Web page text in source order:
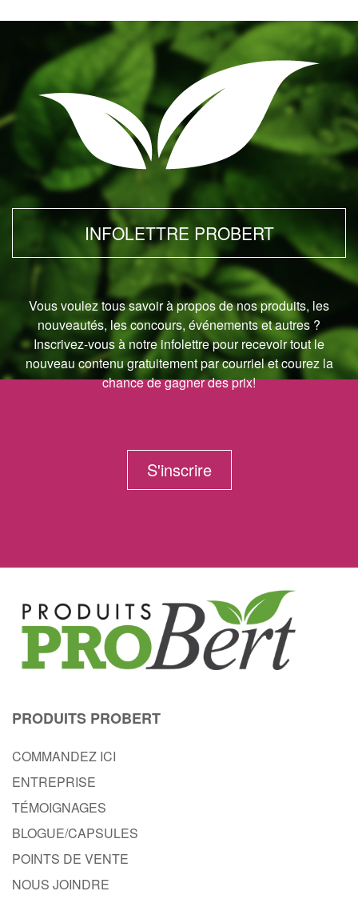
INFOLETTRE PROBERT
Vous voulez tous savoir à propos de nos produits, les
nouveautés, les concours, événements et autres ?
Inscrivez-vous à notre infolettre pour recevoir tout le
nouveau contenu gratuitement par courriel et courez la
chance de gagner des prix!
S'inscrire
PRODUITS PROBERT
COMMANDEZ ICI
ENTREPRISE
TÉMOIGNAGES
BLOGUE/CAPSULES
POINTS DE VENTE
NOUS JOINDRE